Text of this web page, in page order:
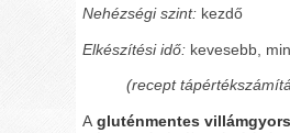
Nehézségi szint: kezdő
Elkészítési idő: kevesebb,
(recept
A gluténmentes